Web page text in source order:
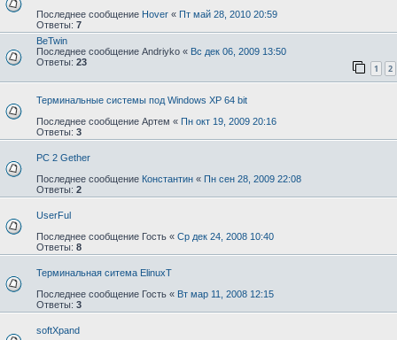
Последнее сообщение Hover « Пт май 28, 2010 20:59
Ответы: 7
BeTwin
Последнее сообщение Andriyko « Вс дек 06, 2009 13:50
Ответы: 23
1 2
Терминальные системы под Windows XP 64 bit
Последнее сообщение Артем « Пн окт 19, 2009 20:16
Ответы: 3
PC 2 Gether
Последнее сообщение Константин « Пн сен 28, 2009 22:08
Ответы: 2
UserFul
Последнее сообщение Гость « Ср дек 24, 2008 10:40
Ответы: 8
Терминальная ситема ElinuxT
Последнее сообщение Гость « Вт мар 11, 2008 12:15
Ответы: 3
softXpand